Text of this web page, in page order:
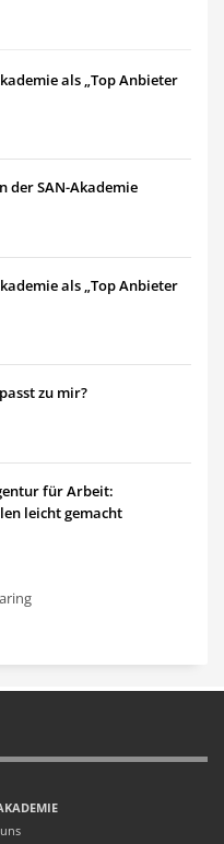
als „Top Anbieter
der SAN-Akademie
als „Top Anbieter
zu mir?
für Arbeit:
leicht gemacht